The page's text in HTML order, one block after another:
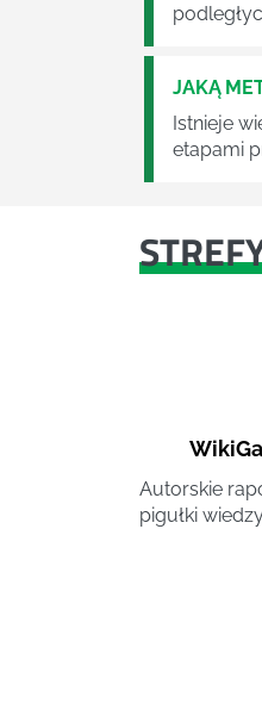
JAKĄ
Istnieje
etapami
Autorskie
pigułki